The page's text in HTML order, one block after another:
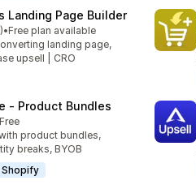
Landing Page Builder
totali
•Free plan available
landing page,
upsell | CRO
‑ Product Bundles
totali
Free
product bundles,
breaks, BYOB